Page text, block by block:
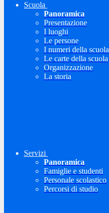
Scuola
Panoramica
Presentazione
I luoghi
Le persone
I numeri della scuola
Le carte della scuola
Organizzazione
La storia
Servizi
Panoramica
Famiglie e studenti
Personale scolastico
Percorsi di studio